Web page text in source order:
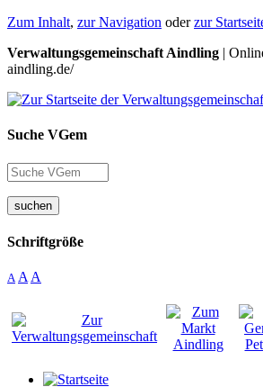
Zum Inhalt, zur Navigation oderzur
Verwaltungsgemeinschaft Aindling |
aindling.de/
Suche VGem
suchen
Schriftgröße
A A A